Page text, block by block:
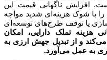
افزایش ناگهانی قیمت این
را با شوک هزینه‌ای شدید مواجه
یا توقف طرح‌های توسعه‌ای
هزینه تملک دارایی، امکان
و از تبدیل جهش ارزی به
به عمل می‌آورد.